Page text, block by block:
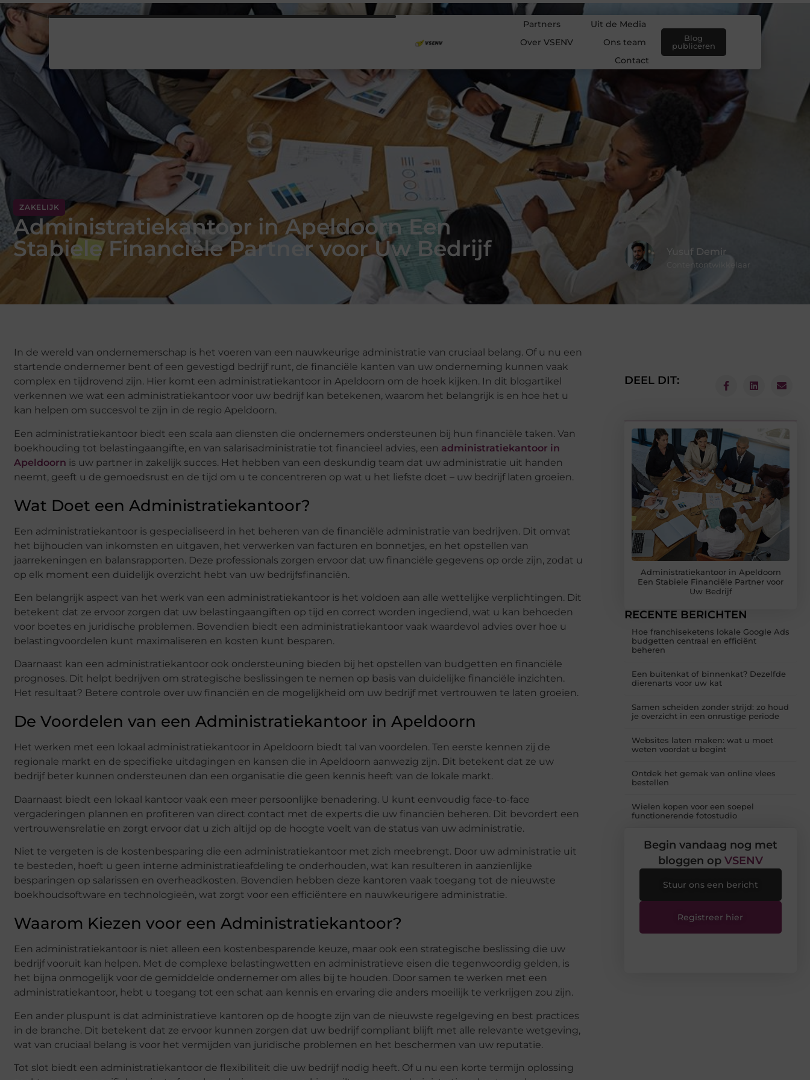
Partners
Uit de Media
Over VSENV
Ons team
Contact
Blog
publiceren
ZAKELIJK
Administratiekantoor in Apeldoorn Een
Stabiele Financiële Partner voor Uw Bedrijf
Yusuf Demir
Contentontwikkelaar
In de wereld van ondernemerschap is het voeren van een nauwkeurige administratie van cruciaal belang. Of u nu een
startende ondernemer bent of een gevestigd bedrijf runt, de financiële kanten van uw onderneming kunnen vaak
complex en tijdrovend zijn. Hier komt een administratiekantoor in Apeldoorn om de hoek kijken. In dit blogartikel
verkennen we wat een administratiekantoor voor uw bedrijf kan betekenen, waarom het belangrijk is en hoe het u
kan helpen om succesvol te zijn in de regio Apeldoorn.
Een administratiekantoor biedt een scala aan diensten die ondernemers ondersteunen bij hun financiële taken. Van
boekhouding tot belastingaangifte, en van salarisadministratie tot financieel advies, een administratiekantoor in
Apeldoorn is uw partner in zakelijk succes. Het hebben van een deskundig team dat uw administratie uit handen
neemt, geeft u de gemoedsrust en de tijd om u te concentreren op wat u het liefste doet – uw bedrijf laten groeien.
Wat Doet een Administratiekantoor?
Een administratiekantoor is gespecialiseerd in het beheren van de financiële administratie van bedrijven. Dit omvat
het bijhouden van inkomsten en uitgaven, het verwerken van facturen en bonnetjes, en het opstellen van
jaarrekeningen en balansrapporten. Deze professionals zorgen ervoor dat uw financiële gegevens op orde zijn, zodat u
op elk moment een duidelijk overzicht hebt van uw bedrijfsfinanciën.
Een belangrijk aspect van het werk van een administratiekantoor is het voldoen aan alle wettelijke verplichtingen. Dit
betekent dat ze ervoor zorgen dat uw belastingaangiften op tijd en correct worden ingediend, wat u kan behoeden
voor boetes en juridische problemen. Bovendien biedt een administratiekantoor vaak waardevol advies over hoe u
belastingvoordelen kunt maximaliseren en kosten kunt besparen.
Daarnaast kan een administratiekantoor ook ondersteuning bieden bij het opstellen van budgetten en financiële
prognoses. Dit helpt bedrijven om strategische beslissingen te nemen op basis van duidelijke financiële inzichten.
Het resultaat? Betere controle over uw financiën en de mogelijkheid om uw bedrijf met vertrouwen te laten groeien.
De Voordelen van een Administratiekantoor in Apeldoorn
Het werken met een lokaal administratiekantoor in Apeldoorn biedt tal van voordelen. Ten eerste kennen zij de
regionale markt en de specifieke uitdagingen en kansen die in Apeldoorn aanwezig zijn. Dit betekent dat ze uw
bedrijf beter kunnen ondersteunen dan een organisatie die geen kennis heeft van de lokale markt.
Daarnaast biedt een lokaal kantoor vaak een meer persoonlijke benadering. U kunt eenvoudig face-to-face
vergaderingen plannen en profiteren van direct contact met de experts die uw financiën beheren. Dit bevordert een
vertrouwensrelatie en zorgt ervoor dat u zich altijd op de hoogte voelt van de status van uw administratie.
Niet te vergeten is de kostenbesparing die een administratiekantoor met zich meebrengt. Door uw administratie uit
te besteden, hoeft u geen interne administratieafdeling te onderhouden, wat kan resulteren in aanzienlijke
besparingen op salarissen en overheadkosten. Bovendien hebben deze kantoren vaak toegang tot de nieuwste
boekhoudsoftware en technologieën, wat zorgt voor een efficiëntere en nauwkeurigere administratie.
Waarom Kiezen voor een Administratiekantoor?
Een administratiekantoor is niet alleen een kostenbesparende keuze, maar ook een strategische beslissing die uw
bedrijf vooruit kan helpen. Met de complexe belastingwetten en administratieve eisen die tegenwoordig gelden, is
het bijna onmogelijk voor de gemiddelde ondernemer om alles bij te houden. Door samen te werken met een
administratiekantoor, hebt u toegang tot een schat aan kennis en ervaring die anders moeilijk te verkrijgen zou zijn.
Een ander pluspunt is dat administratieve kantoren op de hoogte zijn van de nieuwste regelgeving en best practices
in de branche. Dit betekent dat ze ervoor kunnen zorgen dat uw bedrijf compliant blijft met alle relevante wetgeving,
wat van cruciaal belang is voor het vermijden van juridische problemen en het beschermen van uw reputatie.
Tot slot biedt een administratiekantoor de flexibiliteit die uw bedrijf nodig heeft. Of u nu een korte termijn oplossing
DEEL DIT:
Administratiekantoor in Apeldoorn
Een Stabiele Financiële Partner voor
Uw Bedrijf
RECENTE BERICHTEN
Hoe franchiseketens lokale Google Ads
budgetten centraal en efficiënt
beheren
Een buitenkat of binnenkat? Dezelfde
dierenarts voor uw kat
Samen scheiden zonder strijd: zo houd
je overzicht in een onrustige periode
Websites laten maken: wat u moet
weten voordat u begint
Ontdek het gemak van online vlees
bestellen
Wielen kopen voor een soepel
functionerende fotostudio
Begin vandaag nog met
bloggen op VSENV
Stuur ons een bericht
Registreer hier